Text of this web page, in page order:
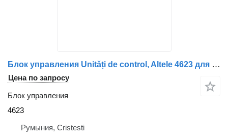
Блок управления Unități de control, Altele 4623 для грузовика Mercedes-Benz – A0004466561, 0004466561, A0004466161, A0004466361, A0004466961, A0004467861, A0004468761, 0004466161, 0004466361, 0004466961, 0004468761
Цена по запросу
Блок управления
4623
Румыния, Cristesti